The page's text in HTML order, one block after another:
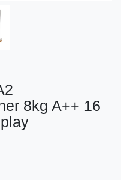
8kg A++ 16